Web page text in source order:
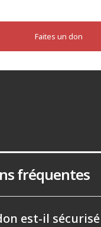
Faites un don
fréquentes
est-il sécurisé